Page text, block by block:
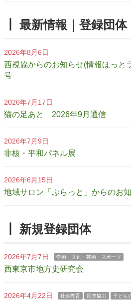
┃ 最新情報｜登録団体
2026年8月6日
西視協からのお知らせ(情報ほっと
号
2026年7月17日
猫の足あと 2026年9月通信
2026年7月9日
非核・平和パネル展
2026年6月15日
地域サロン「ぷらっと」からのお
┃ 新規登録団体
2026年7月7日 学術・文化・芸術・スポーツ
西東京市地方史研究会
2026年4月22日 社会教育 国際協力 子ども